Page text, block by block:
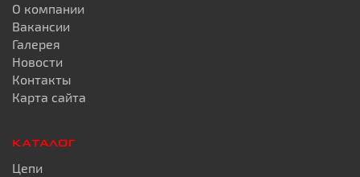
О компании
Вакансии
Галерея
Новости
Контакты
Карта сайта
КАТАЛОГ
Цепи